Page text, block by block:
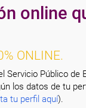
online
ONLINE.
Público
los datos de tu
tu perfil aquí).